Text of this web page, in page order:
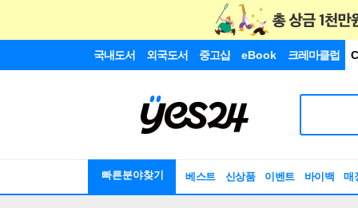
국내도서 외국도서 중고샵 eBook 크레마클럽
빠른분야찾기 베스트 신상품 이벤트 바이백 매